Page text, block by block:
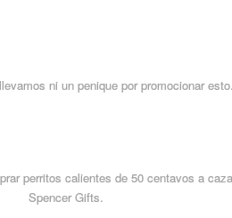
ni un penique por promocionar esto.
perritos calientes de 50 centavos a
Spencer Gifts.